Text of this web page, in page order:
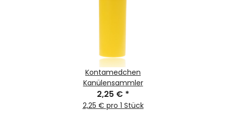
Kontamedchen
Kanülensammler
2,25 € *
2,25 € pro 1 Stück